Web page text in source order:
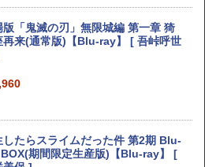
ままメガネ メガネ オーバーグラス
寝メガネ 眼鏡 怠け者メガネ プリズ
負担 軽減 スマホ 読書 TV が楽しめ
向け プリズム メガネ 反射メガネ ミ
鏡 便利グッズ 眼鏡をかけたまま 装
ゴロ寝
店独自で＋P10倍★要エントリー】
古】[PS5] ユニコーンオーバーロー
Overlord) 通常版 アトラス
STRANDING 2: ON THE BEAC
版「鬼滅の刃」無限城編 第一章 猗
再来(通常版)【Blu-ray】 [ 吾峠呼世
したらスライムだった件 第2期 Blu-
期間限定生産版)【Blu-ray】 [